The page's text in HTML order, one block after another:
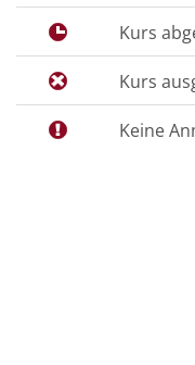
Kurs
Kurs
Keine